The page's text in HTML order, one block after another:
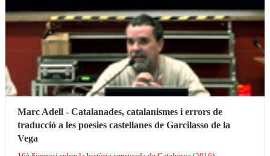
Marc Adell - Catalanades, catalanismes i errors de
traducció a les poesies castellanes de Garcilasso de la
Vega